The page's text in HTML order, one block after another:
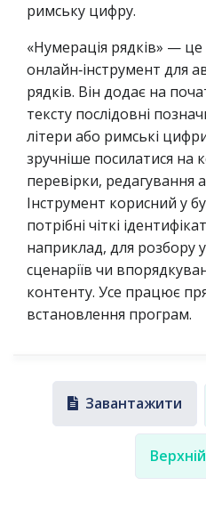
римську цифру.
«Нумерація рядків» —
онлайн‑інструмент для
рядків. Він додає на
тексту послідовні
літери або римські
зручніше посилатися на
перевірки, редагування
Інструмент корисний у
потрібні чіткі
наприклад, для розбору
сценаріїв чи
контенту. Усе працює
встановлення програм.
Завантажити